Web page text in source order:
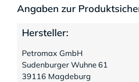
Angaben zur
Hersteller:
Petromax GmbH
Sudenburger Wuhne 61
39116 Magdeburg